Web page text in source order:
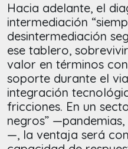
Hacia adelante, el
intermediación
desintermediación
ese tablero,
valor en términos
soporte durante el
integración
fricciones. En un
negros”
—, la ventaja será